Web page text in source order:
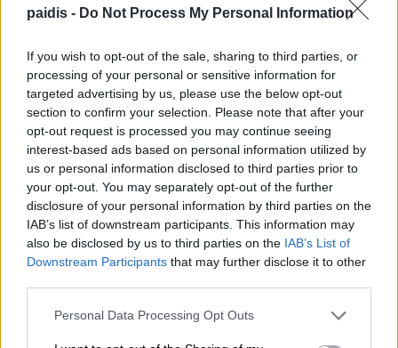
paidis - Do Not Process My Personal Information
If you wish to opt-out of the sale, sharing to third parties, or
processing of your personal or sensitive information for
targeted advertising by us, please use the below opt-out
section to confirm your selection. Please note that after your
opt-out request is processed you may continue seeing
interest-based ads based on personal information utilized by
us or personal information disclosed to third parties prior to
your opt-out. You may separately opt-out of the further
disclosure of your personal information by third parties on the
IAB’s list of downstream participants. This information may
also be disclosed by us to third parties on the IAB’s List of
Downstream Participants that may further disclose it to other
Personal Data Processing Opt Outs
07/08/2026 , 10:44
ΛΑ.ΣΥ.: Η περιφερειακή αρχή κάνει πως
δεν βλέπει την συνεχιζόμενη εδώ και
χρόνια ρύπανση του Γκουσμπασανιώτη
ποταμού
07/08/2026 , 10:23
Ι.Σ. Λάρισας: Σύντομες οδηγίες
προστασίας από τον καύσωνα
07/08/2026 , 10:09